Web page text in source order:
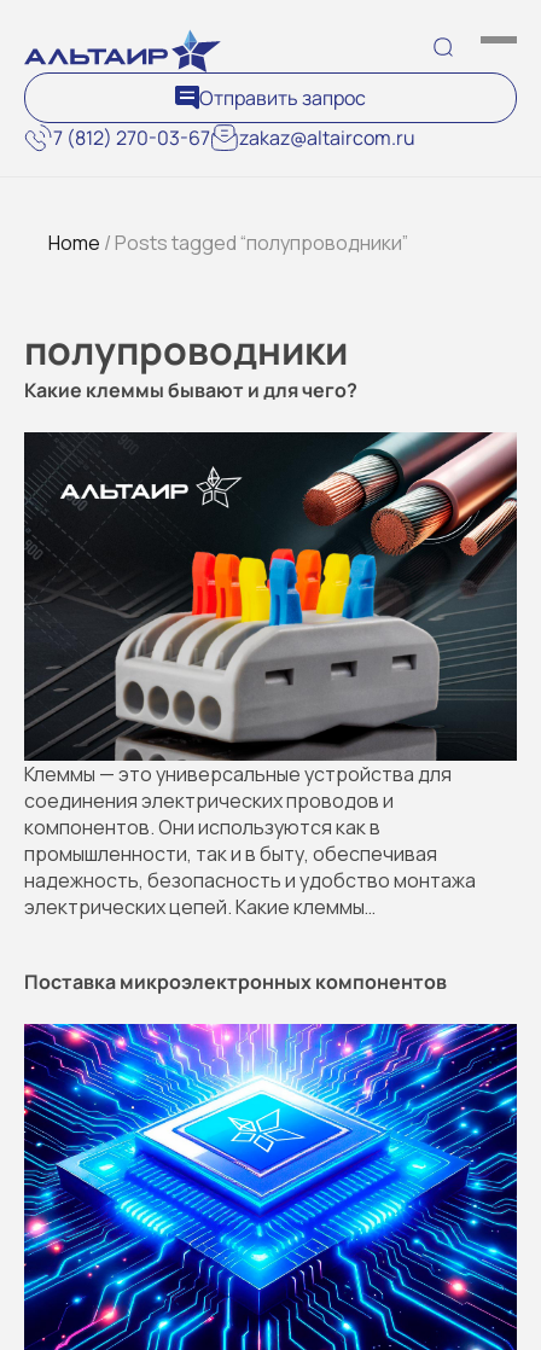
7 (812) 270-03-67 zakaz@altaircom.ru
Отправить запрос
Home / Posts tagged “полупроводники”
полупроводники
Какие клеммы бывают и для чего?
Клеммы — это универсальные устройства для
соединения электрических проводов и
компонентов. Они используются как в
промышленности, так и в быту, обеспечивая
надежность, безопасность и удобство монтажа
электрических цепей. Какие клеммы…
Поставка микроэлектронных компонентов